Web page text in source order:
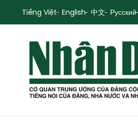
Tiếng Việt English 中文 Русский